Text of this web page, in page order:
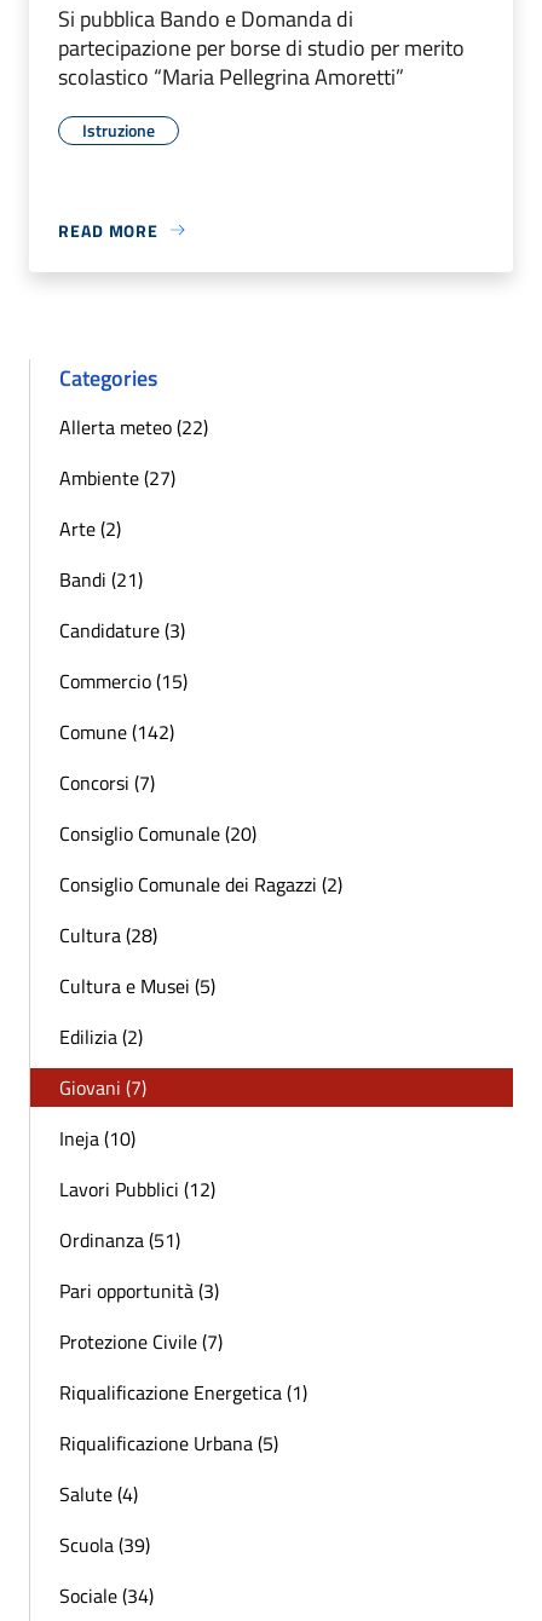
Si pubblica Bando e Domanda di
partecipazione per borse di studio per merito
scolastico “Maria Pellegrina Amoretti”
Istruzione
READ MORE
Categories
Allerta meteo (22)
Ambiente (27)
Arte (2)
Bandi (21)
Candidature (3)
Commercio (15)
Comune (142)
Concorsi (7)
Consiglio Comunale (20)
Consiglio Comunale dei Ragazzi (2)
Cultura (28)
Cultura e Musei (5)
Edilizia (2)
Giovani (7)
Ineja (10)
Lavori Pubblici (12)
Ordinanza (51)
Pari opportunità (3)
Protezione Civile (7)
Riqualificazione Energetica (1)
Riqualificazione Urbana (5)
Salute (4)
Scuola (39)
Sociale (34)